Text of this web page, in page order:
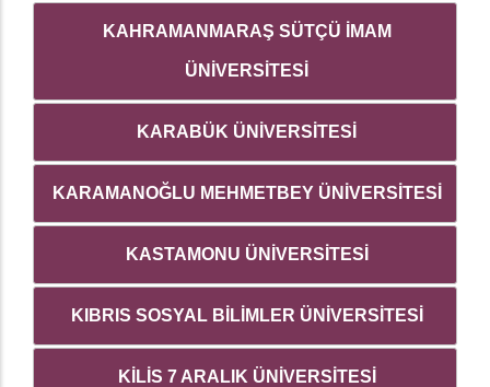
KAHRAMANMARAŞ SÜTÇÜ İMAM
ÜNİVERSİTESİ
KARABÜK ÜNİVERSİTESİ
KARAMANOĞLU MEHMETBEY ÜNİVERSİTESİ
KASTAMONU ÜNİVERSİTESİ
KIBRIS SOSYAL BİLİMLER ÜNİVERSİTESİ
KİLİS 7 ARALIK ÜNİVERSİTESİ